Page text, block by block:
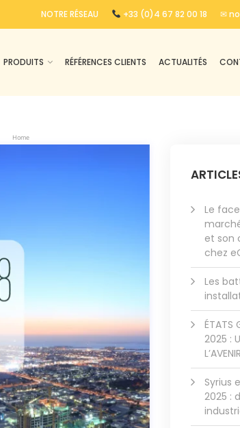
NOTRE RÉSEAU +33 (0)4 67 82 00 18 ✉
PRODUITS RÉFÉRENCES CLIENTS ACTUALITÉS
Home
Le
et son
chez
Les
ÉTATS
2025 :
Syrius
2025 :